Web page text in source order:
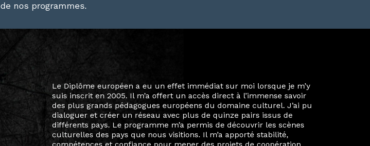
de nos programmes.
Le destin a voulu que ma vie privée et ma vie professionnelle dans les
arts soient étroitement liées. Durant mon année au sein du Diplôme
Marcel Hicter, j’ai intégré un réseau européen aussi inattendu que
vibrant, qui s’est étendu bien au-delà de la salle de classe. En
quelques mois, j’invitais mes camarades à collaborer sur des projets
allant de Baguio City à Pékin, de Helsinki à Kuala Lumpur, Langkawi,